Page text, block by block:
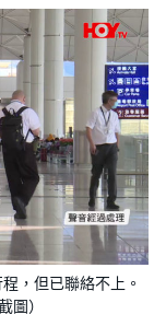
，但已聯絡不上。
圖）